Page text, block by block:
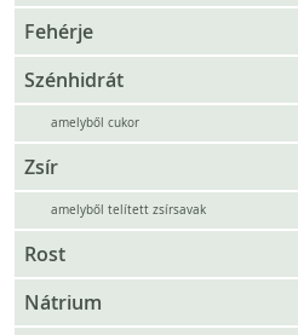
Fehérje
Szénhidrát
amelyből cukor
Zsír
amelyből telített zsírsavak
Rost
Nátrium